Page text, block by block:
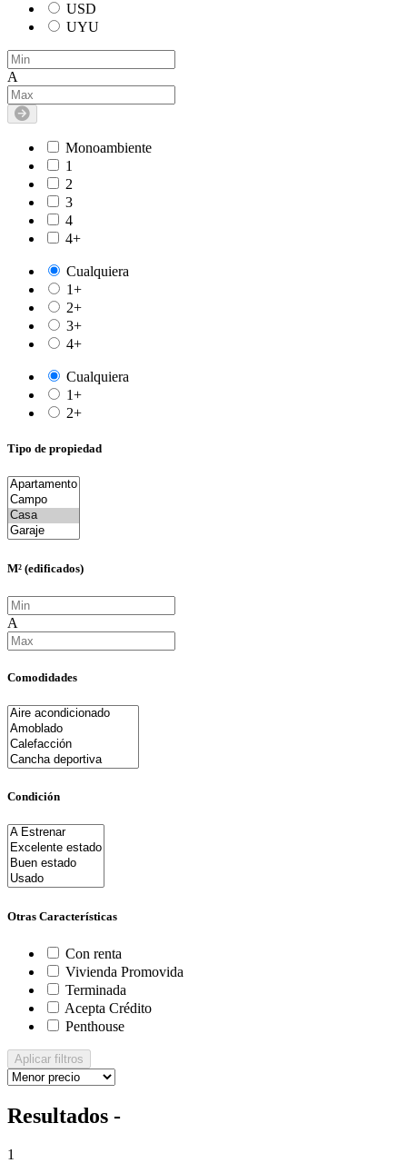
USD
UYU
A
Monoambiente
1
2
3
4
4+
Cualquiera
1+
2+
3+
4+
Cualquiera
1+
2+
Tipo de propiedad
M² (edificados)
A
Comodidades
Condición
Otras Características
Con renta
Vivienda Promovida
Terminada
Acepta Crédito
Penthouse
Aplicar filtros
Resultados -
1